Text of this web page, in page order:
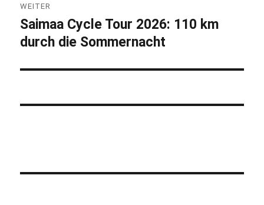
WEITER
Nächster
Beitrag:
Saimaa Cycle Tour 2026: 110 km
durch die Sommernacht